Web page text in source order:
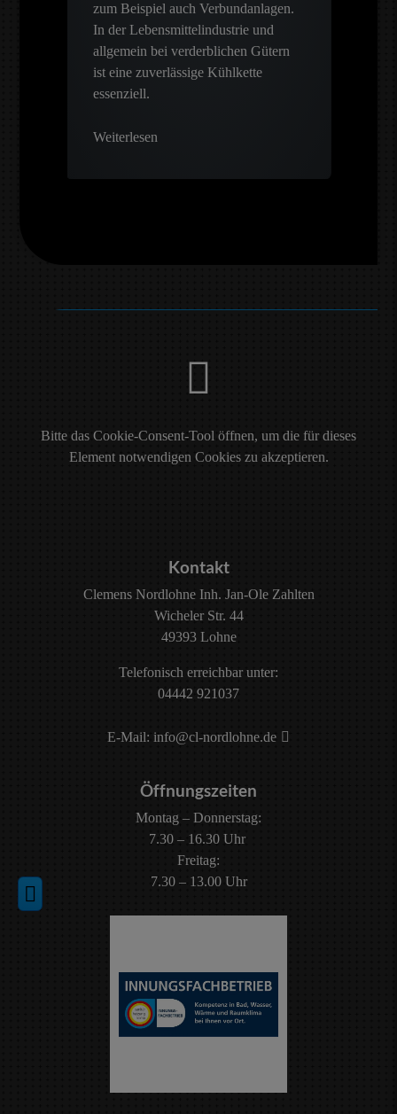
zum Beispiel auch Verbundanlagen.
In der Lebensmittelindustrie und
allgemein bei verderblichen Gütern
ist eine zuverlässige Kühlkette
essenziell.
Weiterlesen
Bitte das Cookie-Consent-Tool öffnen, um die für dieses
Element notwendigen Cookies zu akzeptieren.
FOOTER - KONTAKTDATEN UND
Kontakt
Clemens Nordlohne Inh. Jan-Ole Zahlten
Wicheler Str. 44
49393 Lohne
Telefonisch erreichbar unter:
04442 921037
E-Mail: info@cl-nordlohne.de
Öffnungszeiten
Montag – Donnerstag:
7.30 – 16.30 Uhr
Freitag:
7.30 – 13.00 Uhr